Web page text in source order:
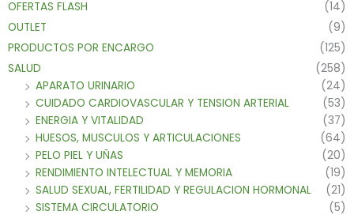
OFERTAS FLASH
(14)
OUTLET
(9)
PRODUCTOS POR ENCARGO
(125)
SALUD
(258)
APARATO URINARIO
(24)
CUIDADO CARDIOVASCULAR Y TENSION ARTERIAL
(53)
ENERGIA Y VITALIDAD
(37)
HUESOS, MUSCULOS Y ARTICULACIONES
(64)
PELO PIEL Y UÑAS
(20)
RENDIMIENTO INTELECTUAL Y MEMORIA
(19)
SALUD SEXUAL, FERTILIDAD Y REGULACION HORMONAL
(21)
SISTEMA CIRCULATORIO
(5)